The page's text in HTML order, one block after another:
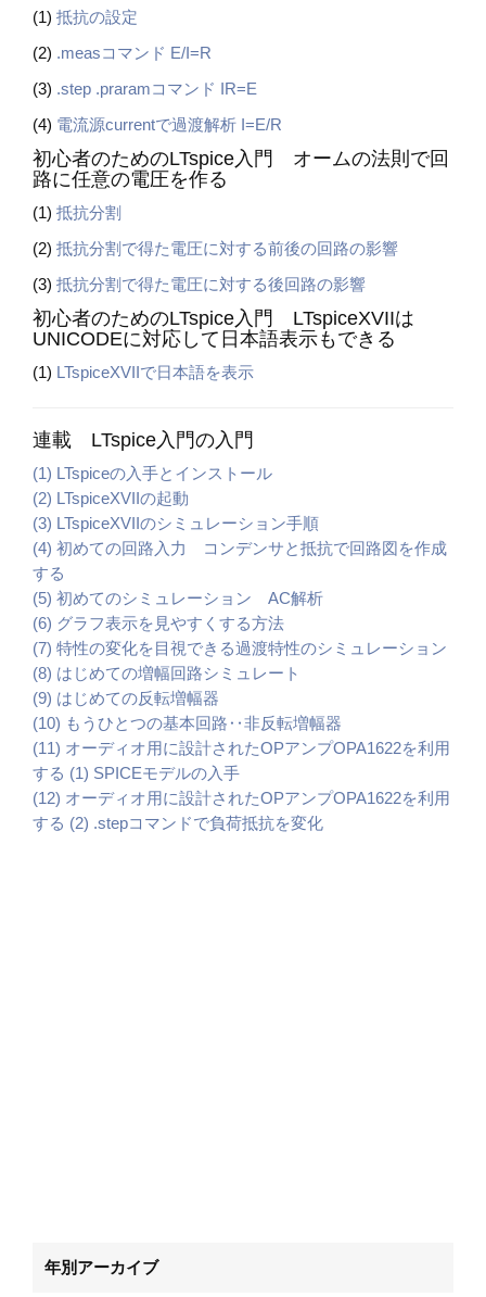
(1) 抵抗の設定
(2) .measコマンド E/I=R
(3) .step .praramコマンド IR=E
(4) 電流源currentで過渡解析 I=E/R
初心者のためのLTspice入門 オームの法則で回
路に任意の電圧を作る
(1) 抵抗分割
(2) 抵抗分割で得た電圧に対する前後の回路の影響
(3) 抵抗分割で得た電圧に対する後回路の影響
初心者のためのLTspice入門 LTspiceXVIIは
UNICODEに対応して日本語表示もできる
(1) LTspiceXVIIで日本語を表示
連載 LTspice入門の入門
(1) LTspiceの入手とインストール
(2) LTspiceXVIIの起動
(3) LTspiceXVIIのシミュレーション手順
(4) 初めての回路入力 コンデンサと抵抗で回路図を作成
する
(5) 初めてのシミュレーション AC解析
(6) グラフ表示を見やすくする方法
(7) 特性の変化を目視できる過渡特性のシミュレーション
(8) はじめての増幅回路シミュレート
(9) はじめての反転増幅器
(10) もうひとつの基本回路‥非反転増幅器
(11) オーディオ用に設計されたOPアンプOPA1622を利用
する (1) SPICEモデルの入手
(12) オーディオ用に設計されたOPアンプOPA1622を利用
する (2) .stepコマンドで負荷抵抗を変化
年別アーカイブ